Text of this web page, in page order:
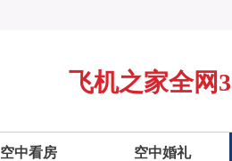
飞机之家全网
空中看房 空中婚礼